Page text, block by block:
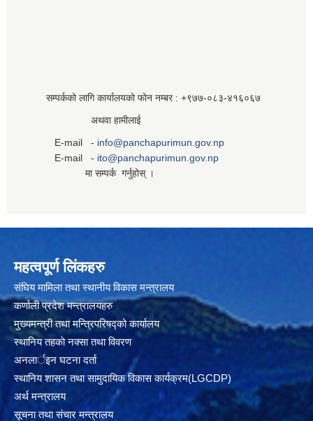
सम्पर्कको लागि कार्यालयको फोन नम्बर : +९७७-०८३‍-४१६०६७
अथवा हामीलाई
E-mail - info@panchapurimun.gov.np
E-mail - ito@panchapurimun.gov.np
मा सम्पर्क गर्नुहोस् ।
महत्वपूर्ण लिंकहरु
संघिय मामिला तथा स्थानीय विकास मन्त्रालय
कर्णाली प्रदेश मन्त्रालयहरु
मुख्यमन्त्री तथा मन्त्रिपरिषद्को कार्यालय
स्थानिय तहकाे नक्सा तथा विवरण
अनलार्इन घटना दर्ता
स्थानिय शासन तथा सामुदायिक विकास कार्यक्रम(LGCDP)
अर्थ मन्त्रालय
सूचना तथा संचार मन्त्रालय